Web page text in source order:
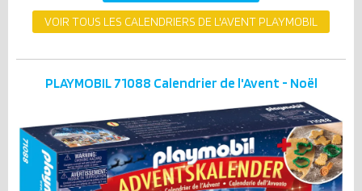
VOIR TOUS LES CALENDRIERS DE L'AVENT PLAYMOBIL
PLAYMOBIL 71088 Calendrier de l'Avent - Noël